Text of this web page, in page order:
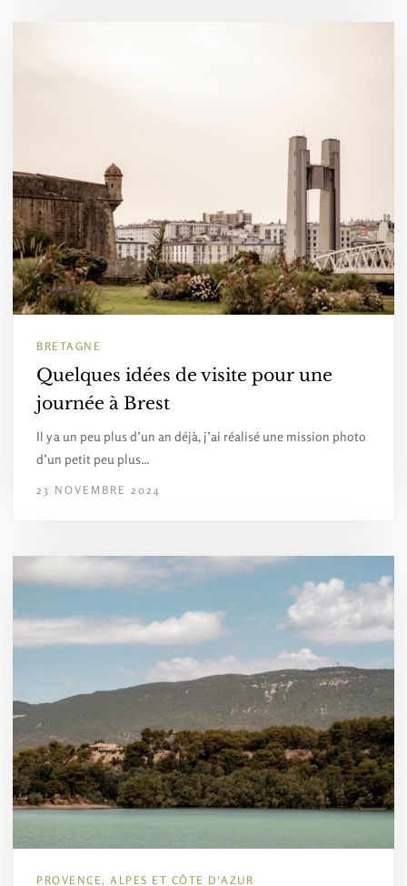
BRETAGNE
Quelques idées de visite pour une
journée à Brest
Il y a un peu plus d’un an déjà, j’ai réalisé une mission photo
d’un petit peu plus…
23 NOVEMBRE 2024
PROVENCE, ALPES ET CÔTE D'AZUR